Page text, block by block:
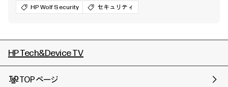
HP Wolf Security セキュリティ
HP Tech&Device TV
TOPページ